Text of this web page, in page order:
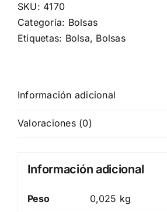
SKU: 4170
Categoría: Bolsas
Etiquetas: Bolsa, Bolsas
Información adicional
Valoraciones (0)
Información adicional
Peso
0,025 kg